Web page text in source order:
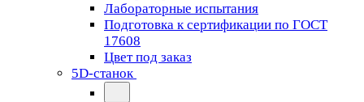
Лабораторные испытания
Подготовка к сертификации по ГОСТ
17608
Цвет под заказ
5D-станок